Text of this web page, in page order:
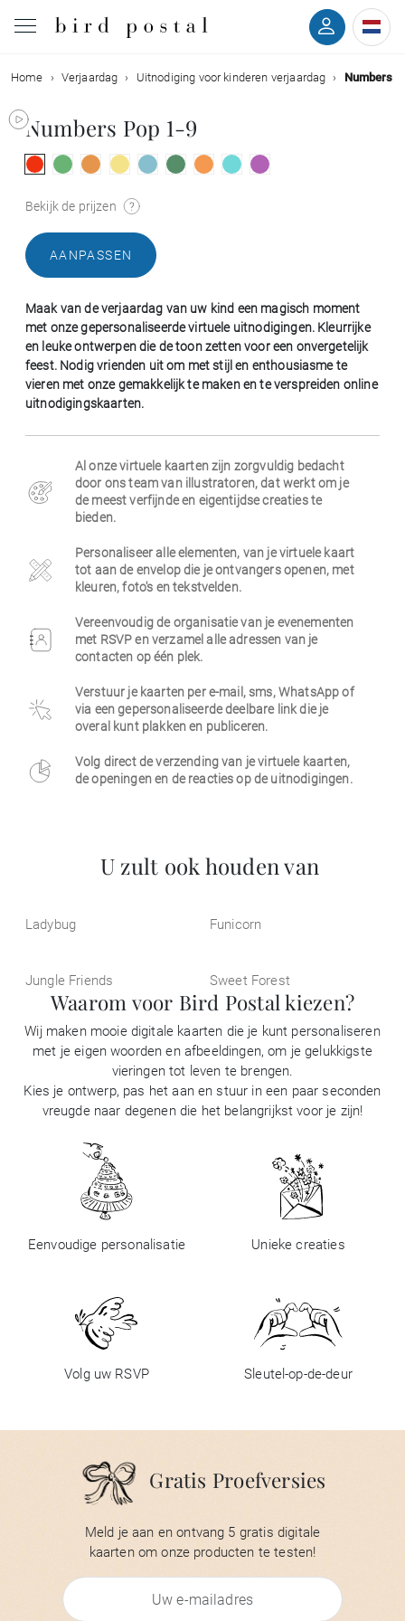
Bruiloft
Geboorte
Communie
Verjaardag
Evenementen
Zakelijk
Home Verjaardag Uitnodiging voor kinderen verjaardag Numbers
Numbers Pop 1-9
Bekijk de prijzen
AANPASSEN
Maak van de verjaardag van uw kind een magisch moment
met onze gepersonaliseerde virtuele uitnodigingen. Kleurrijke
en leuke ontwerpen die de toon zetten voor een onvergetelijk
feest. Nodig vrienden uit om met stijl en enthousiasme te
vieren met onze gemakkelijk te maken en te verspreiden online
uitnodigingskaarten.
Al onze virtuele kaarten zijn zorgvuldig bedacht
door ons team van illustratoren, dat werkt om je
de meest verfijnde en eigentijdse creaties te
bieden.
Personaliseer alle elementen, van je virtuele kaart
tot aan de envelop die je ontvangers openen, met
kleuren, foto's en tekstvelden.
Vereenvoudig de organisatie van je evenementen
met RSVP en verzamel alle adressen van je
contacten op één plek.
Verstuur je kaarten per e-mail, sms, WhatsApp of
via een gepersonaliseerde deelbare link die je
overal kunt plakken en publiceren.
Volg direct de verzending van je virtuele kaarten,
de openingen en de reacties op de uitnodigingen.
U zult ook houden van
Ladybug Funicorn
Jungle Friends Sweet Forest
Waarom voor Bird Postal kiezen?
Wij maken mooie digitale kaarten die je kunt personaliseren
met je eigen woorden en afbeeldingen, om je gelukkigste
vieringen tot leven te brengen.
Kies je ontwerp, pas het aan en stuur in een paar seconden
vreugde naar degenen die het belangrijkst voor je zijn!
Eenvoudige personalisatie Unieke creaties
Volg uw RSVP Sleutel-op-de-deur
Gratis Proefversies
Meld je aan en ontvang 5 gratis digitale
kaarten om onze producten te testen!